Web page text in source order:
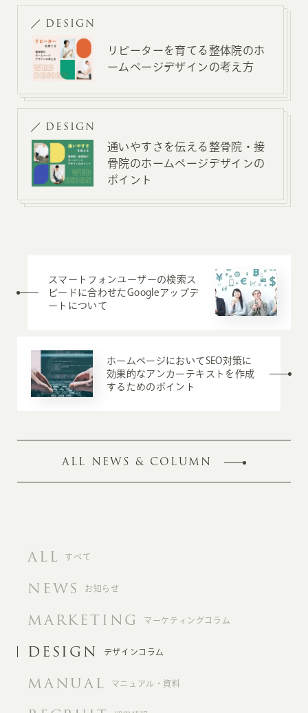
DESIGN
リピーターを育てる整体院のホ
ームページデザインの考え方
DESIGN
通いやすさを伝える整骨院・接
骨院のホームページデザインの
ポイント
スマートフォンユーザーの検索ス
ピードに合わせたGoogleアップデ
ートについて
ホームページにおいてSEO対策に
効果的なアンカーテキストを作成
するためのポイント
ALL NEWS & COLUMN
ALL すべて
NEWS お知らせ
MARKETING マーケティングコラム
DESIGN デザインコラム
MANUAL マニュアル・資料